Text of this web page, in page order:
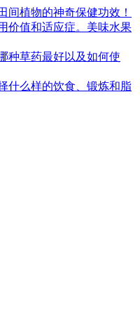
间植物的神奇保健功效！
价值和适应症。美味水果
种草药最好以及如何使
什么样的饮食、锻炼和脂